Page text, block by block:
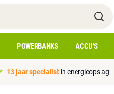
POWERBANKS ACCU'S
13 jaar specialist in energieopslag